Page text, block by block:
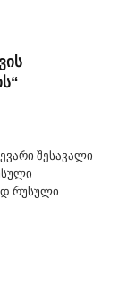
შესავალი
რუსული